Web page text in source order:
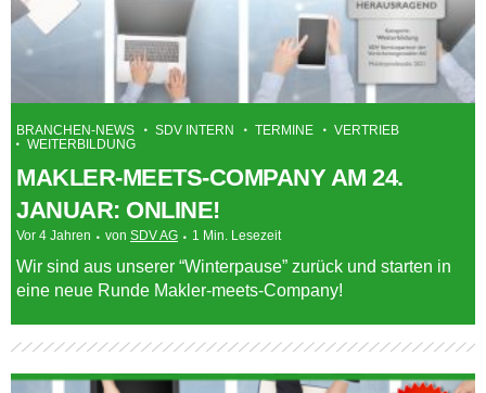
BRANCHEN-NEWS SDV INTERN TERMINE
VERTRIEB
WEITERBILDUNG
MAKLER-MEETS-COMPANY AM 24.
JANUAR: ONLINE!
Vor 4 Jahren von SDV AG 1 Min. Lesezeit
Wir sind aus unserer “Winterpause” zurück und starten in
eine neue Runde Makler-meets-Company!